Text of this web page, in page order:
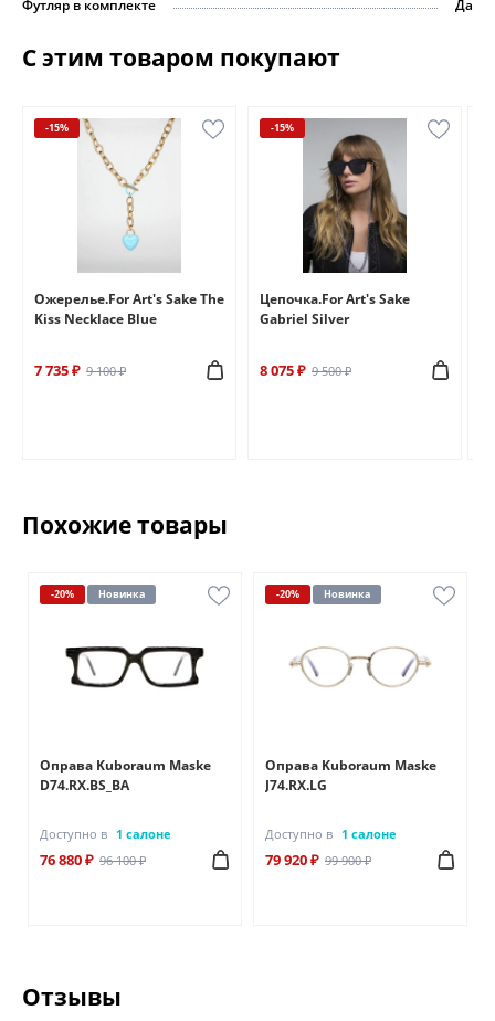
Футляр в комплекте
Да
С этим товаром покупают
-15%
Ожерелье.For Art's Sake The
Kiss Necklace Blue
7 735 ₽ 9 100 ₽
-15%
Цепочка.For Art's Sake
Gabriel Silver
8 075 ₽ 9 500 ₽
Похожие товары
-20% Новинка
Оправа Kuboraum Maske
D74.RX.BS_BA
Доступно в 1 салоне
76 880 ₽ 96 100 ₽
-20% Новинка
Оправа Kuboraum Maske
J74.RX.LG
Доступно в 1 салоне
79 920 ₽ 99 900 ₽
Отзывы